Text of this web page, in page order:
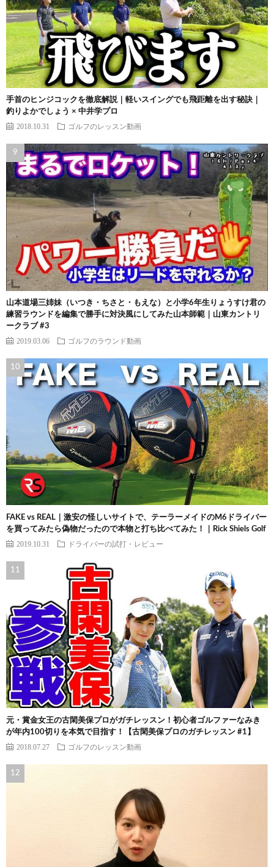
手首のヒンジコックを徹底解説｜軽いスイングでも飛距離を出す秘訣｜
釣りよかでしょう × 中井学プロ
2018.10.31 ゴルフのレッスン動画
山本道場三姉妹（いつき・ちさと・もえな）と小学6年生りょうすけ君の
練習ラウンドを編集で勝手に対決風にしてみた山本師範｜山東カントリ
ークラブ #3
2019.03.06 ゴルフのラウンド動画
FAKE vs REAL｜激安の怪しいサイトで、テーラーメイドのM6ドライバー
を買ってみたら偽物だったので本物と打ち比べてみた！｜Rick Shiels Golf
2019.10.31 ドライバーの試打・レビュー
元・賞金女王の古閑美保プロがガチレッスン！初心者ゴルファーなみき
が年内100切りを本気で目指す！【古閑美保プロのガチレッスン #1】
2018.07.27 ゴルフのレッスン動画